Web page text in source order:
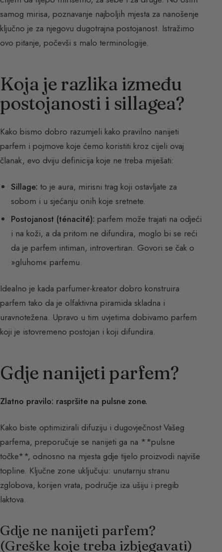
samog mirisa, poznavanje najboljih mjesta za nanošenje
ključno je za njegovu dugotrajna postojanost. Istražimo
ovo pitanje, počevši s malo terminologije.
Koja je razlika između
postojanosti i sillagea?
Kako bismo dobro razumjeli kako pravilno nanijeti
parfem i pojmove koje ćemo koristiti kroz cijeli ovaj
članak, evo dviju definicija koje ne treba miješati:
Sillage:to je aura, mirisni trag koji ostavljate za
sobom i u sjećanju onih koje sretnete.
Postojanost (ténacité): parfem može trajati na odjeći
i na koži, a da pritom ne difundira, moglo bi se reći
da je parfem intiman, introvertiran. Govori se čak o
»gluhom« parfemu.
Idealno je kada parfumer-kreator dobro konstruira
parfem tako da je olfaktivna piramida skladna i
uravnotežena. Upravo u tim uvjetima dobivamo parfem
koji je istovremeno postojan i koji difundira.
Gdje nanijeti parfem?
Zlatno pravilo: raspršite na pulsne zone.
Kako biste optimizirali difuziju i dugovječnost Vašeg
parfema, preporučuje se nanijeti ga na **pulsne
točke**, odnosno na mjesta gdje tijelo proizvodi najviše
topline. Ključne zone uključuju: unutarnju stranu
zglobova, korijen vrata, područje iza ušiju i pregib
laktova.
Gdje ne nanijeti parfem?
(Greške koje treba izbjegavati)